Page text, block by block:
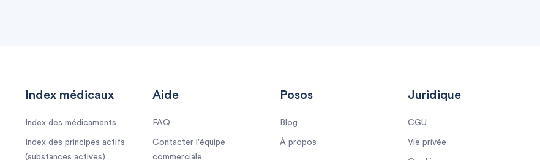
Index médicaux
Index des médicaments
Index des principes actifs
(substances actives)
Aide
FAQ
Contacter l'équipe
commerciale
Posos
Blog
À propos
Juridique
CGU
Vie privée